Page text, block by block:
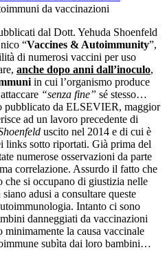
da vaccinazioni
dal Dott. Yehuda Shoenfeld
“Vaccines & Autoimmunity”,
di numerosi vaccini per uso
anche dopo anni dall’inoculo,
in cui l’organismo produce
“senza fine” sé stesso…
pubblicato da ELSEVIER, maggior
ad un lavoro precedente di
uscito nel 2014 e di cui è
links sotto riportati. Già prima del
numerose osservazioni da parte
correlazione. Assurdo il fatto che
che si occupano di giustizia nelle
adusi a consultare queste
Intanto ci sono
danneggiati da vaccinazioni
minimamente la causa vaccinale
subìta dai loro bambini…